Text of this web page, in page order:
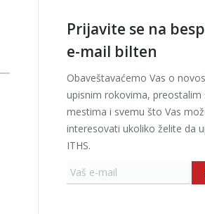
Prijavite se na
e-mail bilten
Obaveštavaćemo Vas o
upisnim rokovima, preostalim
mestima i svemu što Vas
interesovati ukoliko želite da
ITHS.